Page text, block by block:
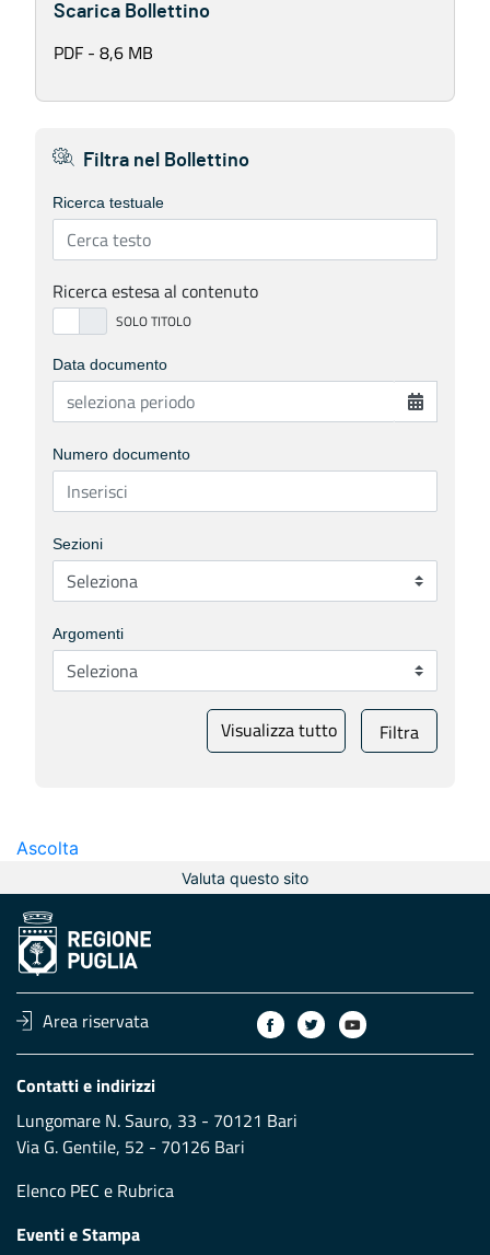
Scarica Bollettino
PDF - 8,6 MB
Filtra nel Bollettino
Ricerca testuale
Ricerca estesa al contenuto
Data documento
Numero documento
Sezioni
Argomenti
Visualizza tutto Filtra
Ascolta
Valuta questo sito
Area riservata
Contatti e indirizzi
Lungomare N. Sauro, 33 - 70121 Bari
Via G. Gentile, 52 - 70126 Bari
Elenco PEC e Rubrica
Eventi e Stampa